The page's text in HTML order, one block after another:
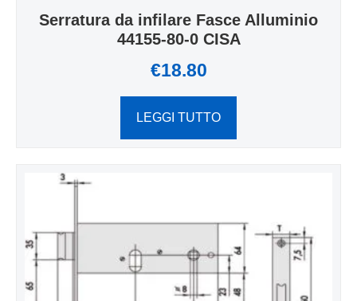
Serratura da infilare Fasce Alluminio
44155-80-0 CISA
€18.80
LEGGI TUTTO